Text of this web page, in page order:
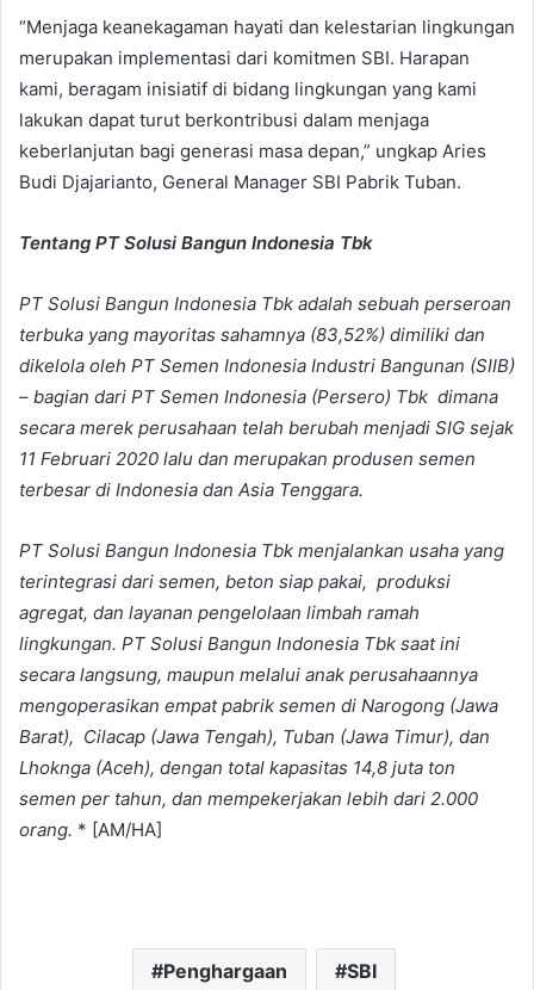
“Menjaga keanekagaman hayati dan kelestarian lingkungan
merupakan implementasi dari komitmen SBI. Harapan
kami, beragam inisiatif di bidang lingkungan yang kami
lakukan dapat turut berkontribusi dalam menjaga
keberlanjutan bagi generasi masa depan,” ungkap Aries
Budi Djajarianto, General Manager SBI Pabrik Tuban.
Tentang PT Solusi Bangun Indonesia Tbk
PT Solusi Bangun Indonesia Tbk adalah sebuah perseroan
terbuka yang mayoritas sahamnya (83,52%) dimiliki dan
dikelola oleh PT Semen Indonesia Industri Bangunan (SIIB)
– bagian dari PT Semen Indonesia (Persero) Tbk dimana
secara merek perusahaan telah berubah menjadi SIG sejak
11 Februari 2020 lalu dan merupakan produsen semen
terbesar di Indonesia dan Asia Tenggara.
PT Solusi Bangun Indonesia Tbk menjalankan usaha yang
terintegrasi dari semen, beton siap pakai, produksi
agregat, dan layanan pengelolaan limbah ramah
lingkungan. PT Solusi Bangun Indonesia Tbk saat ini
secara langsung, maupun melalui anak perusahaannya
mengoperasikan empat pabrik semen di Narogong (Jawa
Barat), Cilacap (Jawa Tengah), Tuban (Jawa Timur), dan
Lhoknga (Aceh), dengan total kapasitas 14,8 juta ton
semen per tahun, dan mempekerjakan lebih dari 2.000
orang. * [AM/HA]
Penghargaan SBI